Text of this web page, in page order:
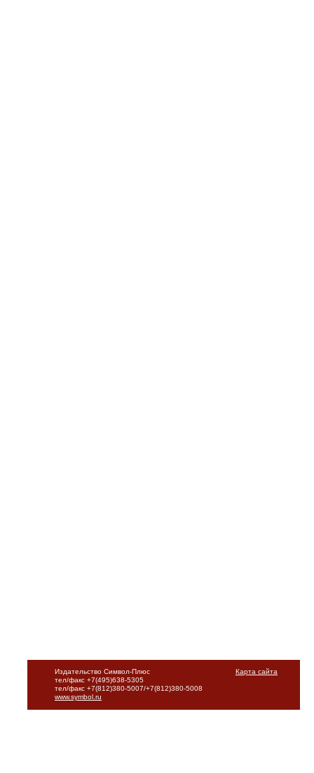
Карта сайта
Издательство Символ-Плюс
тел/факс +7(495)638-5305
тел/факс +7(812)380-5007/+7(812)380-5008
www.symbol.ru